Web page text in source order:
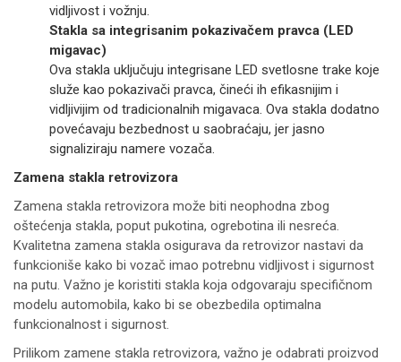
vidljivost i vožnju.
Stakla sa integrisanim pokazivačem pravca (LED
migavac)
Ova stakla uključuju integrisane LED svetlosne trake koje
služe kao pokazivači pravca, čineći ih efikasnijim i
vidljivijim od tradicionalnih migavaca. Ova stakla dodatno
povećavaju bezbednost u saobraćaju, jer jasno
signaliziraju namere vozača.
Zamena stakla retrovizora
Zamena stakla retrovizora može biti neophodna zbog
oštećenja stakla, poput pukotina, ogrebotina ili nesreća.
Kvalitetna zamena stakla osigurava da retrovizor nastavi da
funkcioniše kako bi vozač imao potrebnu vidljivost i sigurnost
na putu. Važno je koristiti stakla koja odgovaraju specifičnom
modelu automobila, kako bi se obezbedila optimalna
funkcionalnost i sigurnost.
Prilikom zamene stakla retrovizora, važno je odabrati proizvod